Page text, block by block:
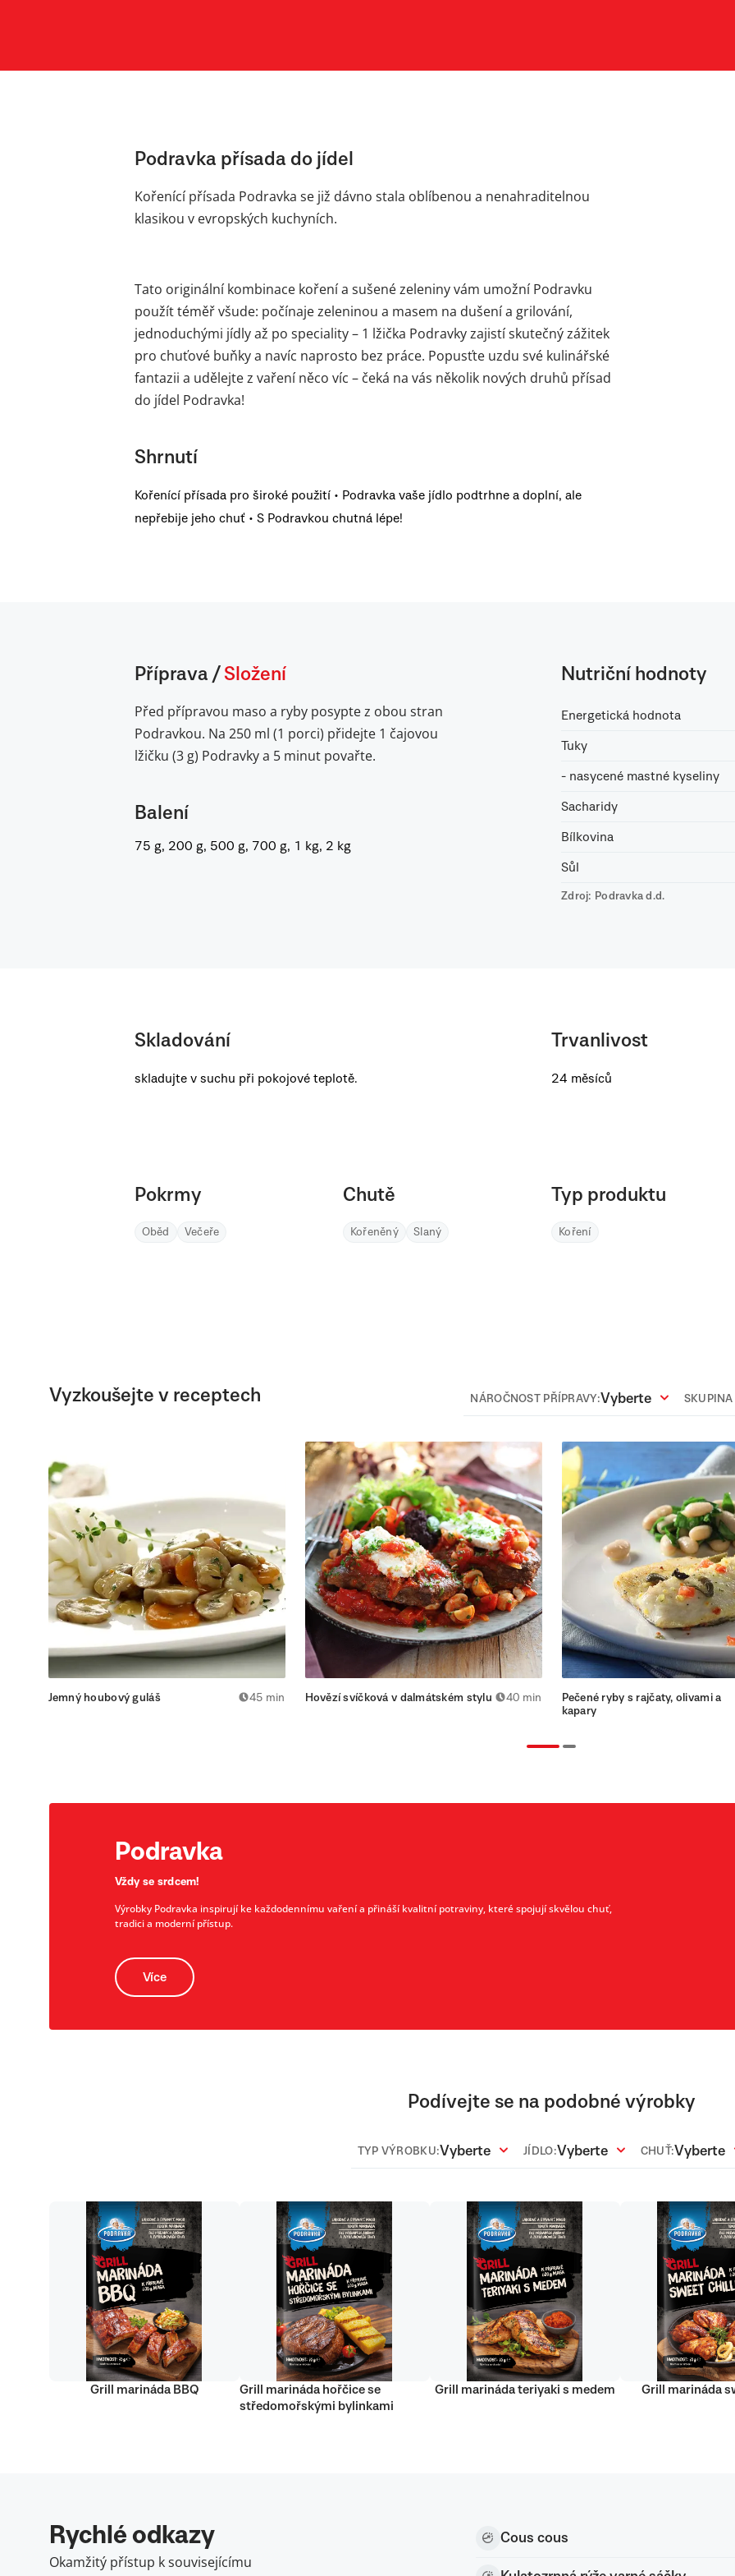
Podravka přísada do jídel
Kořenící přísada Podravka se již dávno stala oblíbenou a nenahraditelnou
klasikou v evropských kuchyních.
Tato originální kombinace koření a sušené zeleniny vám umožní Podravku
použít téměř všude: počínaje zeleninou a masem na dušení a grilování,
jednoduchými jídly až po speciality – 1 lžička Podravky zajistí skutečný zážitek
pro chuťové buňky a navíc naprosto bez práce. Popusťte uzdu své kulinářské
fantazii a udělejte z vaření něco víc – čeká na vás několik nových druhů přísad
do jídel Podravka!
Shrnutí
Kořenící přísada pro široké použití • Podravka vaše jídlo podtrhne a doplní, ale
nepřebije jeho chuť • S Podravkou chutná lépe!
Příprava / Složení
Před přípravou maso a ryby posypte z obou stran
Podravkou. Na 250 ml (1 porci) přidejte 1 čajovou
lžičku (3 g) Podravky a 5 minut povařte.
Balení
75 g, 200 g, 500 g, 700 g, 1 kg, 2 kg
Nutriční hodnoty
Energetická hodnota
Tuky
- nasycené mastné kyseliny
Sacharidy
Bílkovina
Sůl
Zdroj: Podravka d.d.
Skladování
skladujte v suchu při pokojové teplotě.
Trvanlivost
24 měsíců
Pokrmy
Oběd Večeře
Chutě
Kořeněný Slaný
Typ produktu
Koření
Vyzkoušejte v receptech NÁROČNOST PŘÍPRAVY:Vyberte
Jemný houbový guláš 45 min Hovězí svíčková v dalmátském stylu 40 min
Pečené ryby s rajčaty, olivami a
kapary
Podravka
Vždy se srdcem!
Výrobky Podravka inspirují ke každodennímu vaření a přináší kvalitní potraviny, které spojují skvělou chuť,
tradici a moderní přístup.
Více
Podívejte se na podobné výrobky
TYP VÝROBKU:Vyberte JÍDLO:Vyberte CHUŤ:Vyberte
Grill marináda BBQ
Grill marináda hořčice se
středomořskými bylinkami
Grill marináda teriyaki s medem Grill marináda
Rychlé odkazy
Okamžitý přístup k souvisejícímu
Cous cous